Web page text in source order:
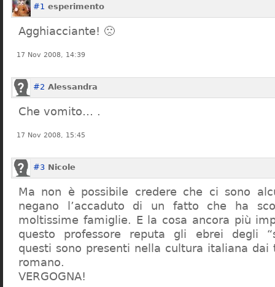
#1 esperimento
Agghiacciante! 🙁
17 Nov 2008, 14:39
#2 Alessandra
Che vomito… .
17 Nov 2008, 15:45
#3 Nicole
Ma non è possibile credere che ci sono
negano l’accaduto di un fatto che ha
moltissime famiglie. E la cosa ancora più
questo professore reputa gli ebrei degli
questi sono presenti nella cultura italiana dai
romano.
VERGOGNA!